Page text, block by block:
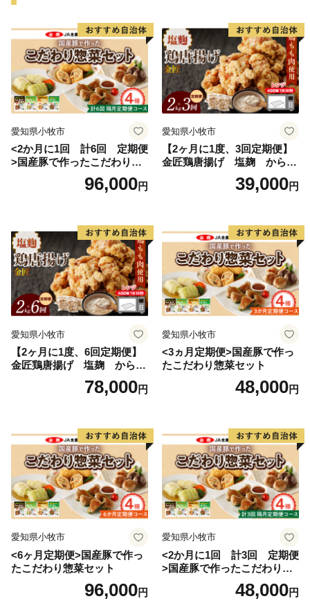
チーフとした「たか坊」が町のＰＲをしています。
★ABCテレビのニュース情報番組「キャスト」で「 畑
中義和商店 」” つやの玉 ”が紹介されました！
👉 『つやの玉』・『こんにゃく美肌たおる』×2ｾｯﾄ
愛知県小牧市
<2か月に1回 計6回 定期便
>国産豚で作ったこだわり惣
96,000円
愛知県小牧市
【2ヶ月に1度、3回定期便】
金匠鶏唐揚げ 塩麹 からあ
39,000円
愛知県小牧市
【2ヶ月に1度、6回定期便】
金匠鶏唐揚げ 塩麹 からあ
78,000円
愛知県小牧市
<3ヵ月定期便>国産豚で作っ
たこだわり惣菜セット
48,000円
愛知県小牧市
<6ヶ月定期便>国産豚で作っ
たこだわり惣菜セット
96,000円
愛知県小牧市
<2か月に1回 計3回 定期便
>国産豚で作ったこだわり惣
48,000円